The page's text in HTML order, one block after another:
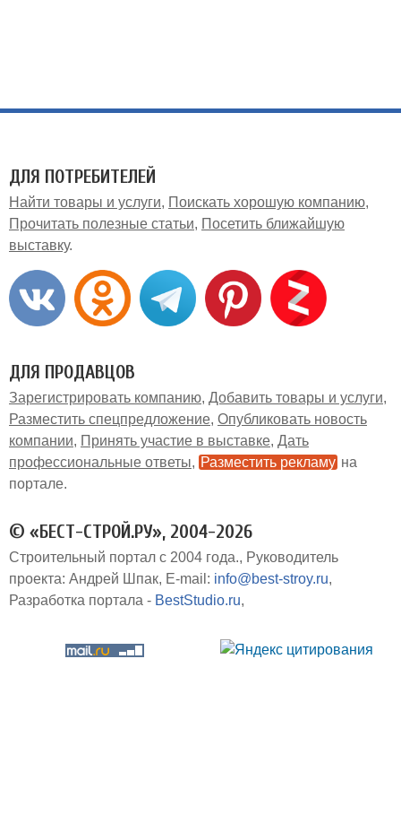
ДЛЯ ПОТРЕБИТЕЛЕЙ
Найти товары и услуги
Поискать хорошую компанию
Прочитать полезные статьи
Посетить ближайшую
выставку
ДЛЯ ПРОДАВЦОВ
Зарегистрировать компанию Добавить товары и услуги
Разместить спецпредложение Опубликовать новость
компании
Принять участие в выставке Дать
профессиональные ответы
Разместить рекламу на
портале
© «БЕСТ-СТРОЙ.РУ», 2004-2026
Строительный портал с 2004 года.
Руководитель
проекта: Андрей Шпак E-mail: info@best-stroy.ru
Разработка портала - BestStudio.ru